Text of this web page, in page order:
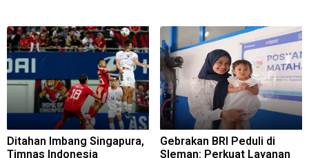
Ditahan Imbang Singapura,
Timnas Indonesia
Gebrakan BRI Peduli di
Sleman: Perkuat Layanan